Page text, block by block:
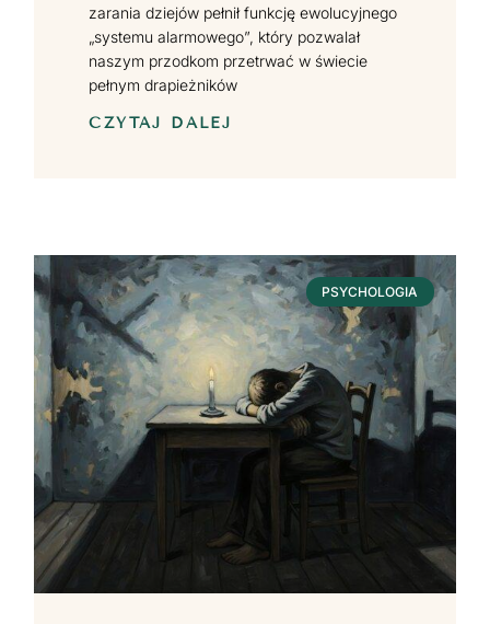
zarania dziejów pełnił funkcję ewolucyjnego
„systemu alarmowego”, który pozwalał
naszym przodkom przetrwać w świecie
pełnym drapieżników
CZYTAJ DALEJ
PSYCHOLOGIA